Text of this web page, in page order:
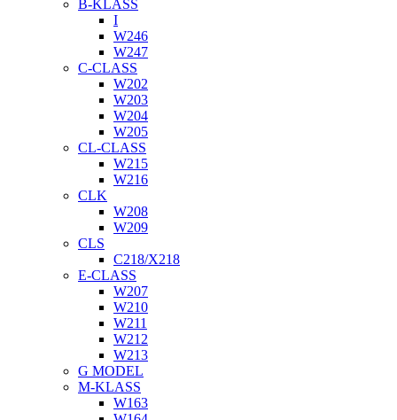
B-KLASS
I
W246
W247
C-CLASS
W202
W203
W204
W205
CL-CLASS
W215
W216
CLK
W208
W209
CLS
C218/X218
E-CLASS
W207
W210
W211
W212
W213
G MODEL
M-KLASS
W163